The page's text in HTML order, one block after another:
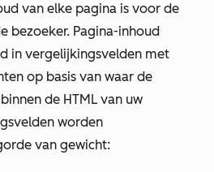
van elke pagina is voor de
bezoeker. Pagina-inhoud
in vergelijkingsvelden met
op basis van waar de
de HTML van uw
worden
van gewicht: